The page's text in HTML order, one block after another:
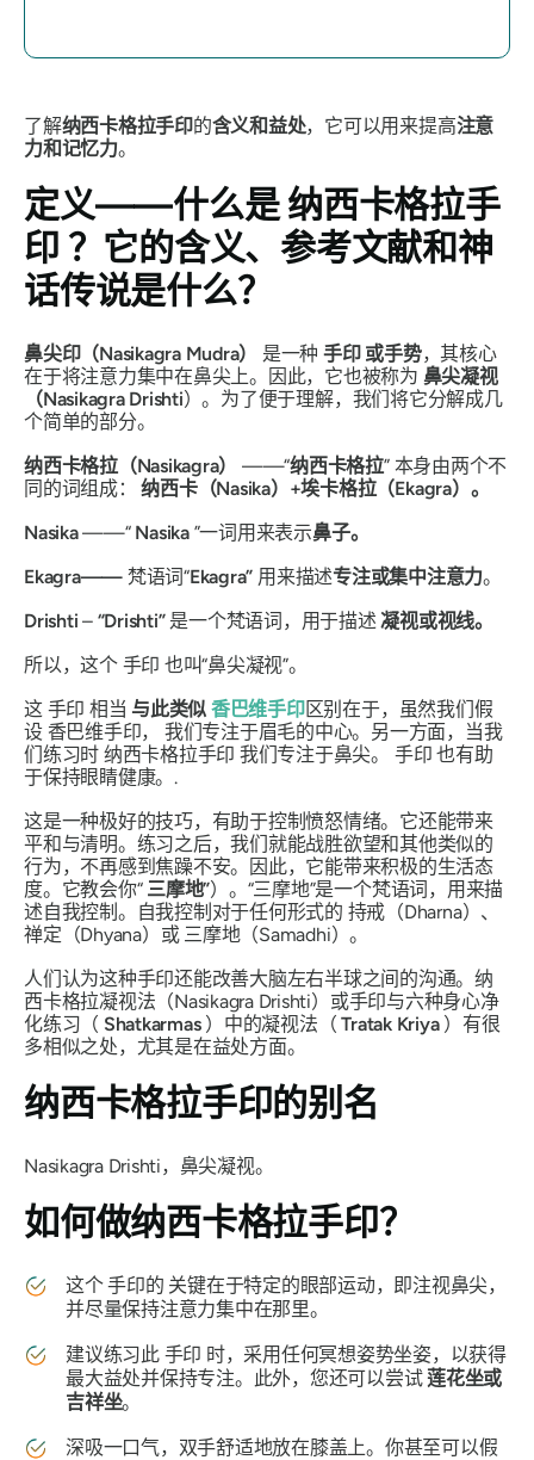
了解纳西卡格拉手印的含义和益处，它可以用来提高注意
力和记忆力。
定义——什么是纳西卡格拉手
印 ？它的含义、参考文献和神
话传说是什么？
鼻尖印（Nasikagra Mudra） 是一种手印或手势，其核心
在于将注意力集中在鼻尖上。因此，它也被称为 鼻尖凝视
（Nasikagra Drishti）。为了便于理解，我们将它分解成几
个简单的部分。
纳西卡格拉（Nasikagra）
——“纳西卡格拉”本身由两个不
同的词组成：纳西卡（Nasika）+埃卡格拉（Ekagra）。
Nasika——“ Nasika”一词用来表示鼻子。
Ekagra—— 梵语词“Ekagra” 用来描述专注或集中注意力。
Drishti – “Drishti”是一个梵语词，用于描述凝视或视线。
所以，这个 手印 也叫“鼻尖凝视”。
这 手印 相当 与此类似 香巴维手印区别在于，虽然我们假
设 香巴维手印，
我们专注于眉毛的中心。另一方面，当我
们练习时 纳西卡格拉手印 我们专注于鼻尖。 手印 也有助
于保持眼睛健康。.
这是一种极好的技巧，有助于控制愤怒情绪。它还能带来
平和与清明。练习之后，我们就能战胜欲望和其他类似的
行为，不再感到焦躁不安。因此，它能带来积极的生活态
度。它教会你“ 三摩地”）。“三摩地”是一个梵语词，用来描
述自我控制。自我控制对于任何形式的 持戒（Dharna） 、
禅定（Dhyana） 或 三摩地（Samadhi）。
人们认为这种手印还能改善大脑左右半球之间的沟通。纳
西卡格拉凝视法（Nasikagra Drishti） 或手印与六种身心净
化练习（ Shatkarmas）中的凝视法（Tratak Kriya）有很
多相似之处，尤其是在益处方面。
纳西卡格拉手印的别名
Nasikagra Drishti，鼻尖凝视。
如何做纳西卡格拉手印？
这个手印的 关键在于特定的眼部运动，即注视鼻尖，
并尽量保持注意力集中在那里。
建议练习此 手印 时，采用任何冥想姿势坐姿，以获得
最大益处并保持专注。此外，您还可以尝试莲花坐或
吉祥坐。
深吸一口气，双手舒适地放在膝盖上。你甚至可以假